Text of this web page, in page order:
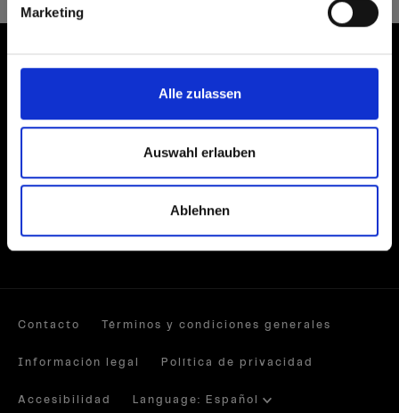
Marketing
Alle zulassen
Auswahl erlauben
Ablehnen
Op aanvraag kunt u onze producten ook FSC®- of PEFC-gecertificeerd verkrijgen.
Redes sociales
Contacto Términos y condiciones generales
Información legal Política de privacidad
Accesibilidad Language: Español